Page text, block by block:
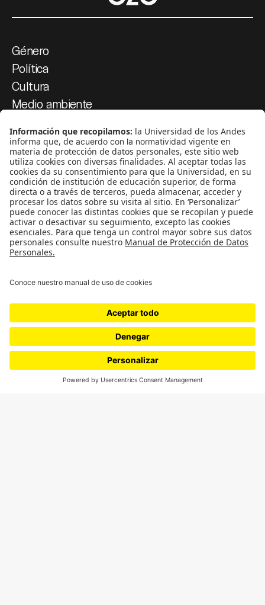
Género
Política
Cultura
Medio ambiente
Ciudad
Movilización social
¿Quiénes somos?
Podcasts
Ediciones especiales
SÍGUENOS
¿Quieres escribir en 070?